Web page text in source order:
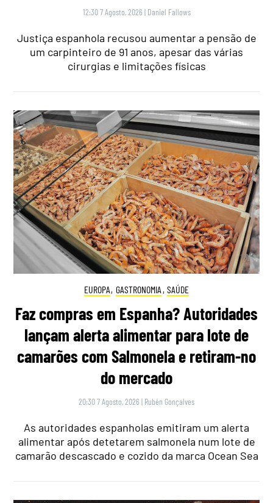
12:30 7 Agosto, 2026 | Daniel Fallows
Justiça espanhola recusou aumentar a pensão de
um carpinteiro de 91 anos, apesar das várias
cirurgias e limitações físicas
EUROPA, GASTRONOMIA , SAÚDE
Faz compras em Espanha? Autoridades
lançam alerta alimentar para lote de
camarões com Salmonela e retiram-no
do mercado
20:30 7 Agosto, 2026 | Rubén Gonçalves
As autoridades espanholas emitiram um alerta
alimentar após detetarem salmonela num lote de
camarão descascado e cozido da marca Ocean Sea